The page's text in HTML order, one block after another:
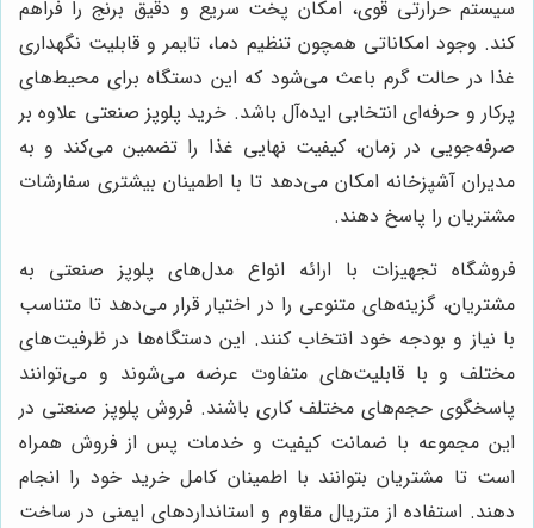
سیستم حرارتی قوی، امکان پخت سریع و دقیق برنج را فراهم
کند. وجود امکاناتی همچون تنظیم دما، تایمر و قابلیت نگهداری
غذا در حالت گرم باعث می‌شود که این دستگاه برای محیط‌های
پرکار و حرفه‌ای انتخابی ایده‌آل باشد. خرید پلوپز صنعتی علاوه بر
صرفه‌جویی در زمان، کیفیت نهایی غذا را تضمین می‌کند و به
مدیران آشپزخانه امکان می‌دهد تا با اطمینان بیشتری سفارشات
مشتریان را پاسخ دهند.
فروشگاه تجهیزات با ارائه انواع مدل‌های پلوپز صنعتی به
مشتریان، گزینه‌های متنوعی را در اختیار قرار می‌دهد تا متناسب
با نیاز و بودجه خود انتخاب کنند. این دستگاه‌ها در ظرفیت‌های
مختلف و با قابلیت‌های متفاوت عرضه می‌شوند و می‌توانند
پاسخگوی حجم‌های مختلف کاری باشند. فروش پلوپز صنعتی در
این مجموعه با ضمانت کیفیت و خدمات پس از فروش همراه
است تا مشتریان بتوانند با اطمینان کامل خرید خود را انجام
دهند. استفاده از متریال مقاوم و استانداردهای ایمنی در ساخت